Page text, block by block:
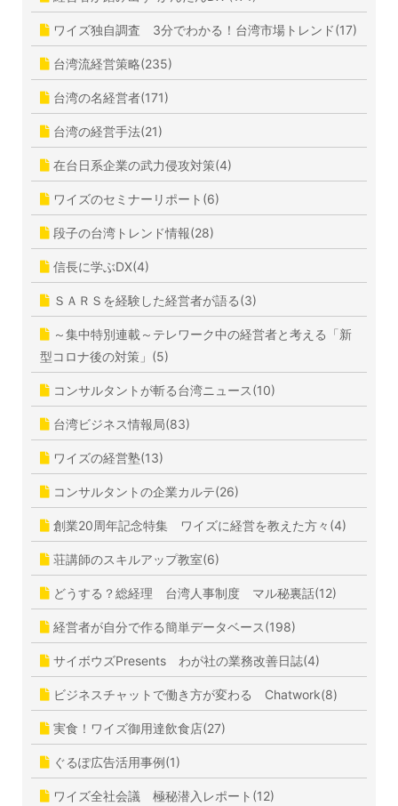
ワイズ独自調査 3分でわかる！台湾市場トレンド(17)
台湾流経営策略(235)
台湾の名経営者(171)
台湾の経営手法(21)
在台日系企業の武力侵攻対策(4)
ワイズのセミナーリポート(6)
段子の台湾トレンド情報(28)
信長に学ぶDX(4)
ＳＡＲＳを経験した経営者が語る(3)
～集中特別連載～テレワーク中の経営者と考える「新
型コロナ後の対策」(5)
コンサルタントが斬る台湾ニュース(10)
台湾ビジネス情報局(83)
ワイズの経営塾(13)
コンサルタントの企業カルテ(26)
創業20周年記念特集 ワイズに経営を教えた方々(4)
荘講師のスキルアップ教室(6)
どうする？総経理 台湾人事制度 マル秘裏話(12)
経営者が自分で作る簡単データベース(198)
サイボウズPresents わが社の業務改善日誌(4)
ビジネスチャットで働き方が変わる Chatwork(8)
実食！ワイズ御用達飲食店(27)
ぐるぽ広告活用事例(1)
ワイズ全社会議 極秘潜入レポート(12)